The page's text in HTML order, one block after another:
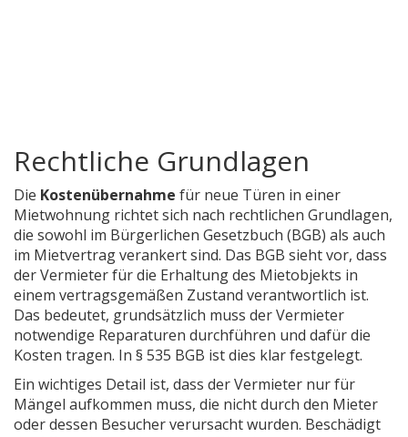
Rechtliche Grundlagen
Die Kostenübernahme für neue Türen in einer
Mietwohnung richtet sich nach rechtlichen Grundlagen,
die sowohl im Bürgerlichen Gesetzbuch (BGB) als auch
im Mietvertrag verankert sind. Das BGB sieht vor, dass
der Vermieter für die Erhaltung des Mietobjekts in
einem vertragsgemäßen Zustand verantwortlich ist.
Das bedeutet, grundsätzlich muss der Vermieter
notwendige Reparaturen durchführen und dafür die
Kosten tragen. In § 535 BGB ist dies klar festgelegt.
Ein wichtiges Detail ist, dass der Vermieter nur für
Mängel aufkommen muss, die nicht durch den Mieter
oder dessen Besucher verursacht wurden. Beschädigt